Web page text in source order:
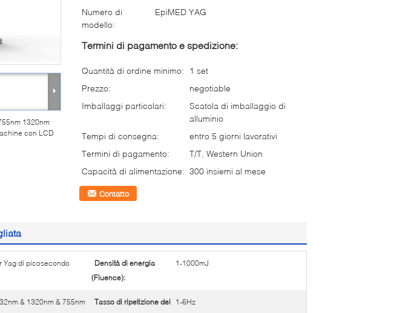
1320nm
con LCD
Numero di
modello:
EpiMED YAG
Termini di pagamento e spedizione:
Quantità di ordine minimo:
1 set
Prezzo:
negotiable
Imballaggi particolari:
Scatola di imballaggio di
alluminio
Tempi di consegna:
entro 5 giorni lavorativi
Termini di pagamento:
T/T, Western Union
Capacità di alimentazione: 300 insiemi al mese
Contatto
Yag di picosecondo
Densità di energia
(Fluence):
1-1000mJ
& 1320nm & 755nm
Tasso di ripetizione del
1-6Hz